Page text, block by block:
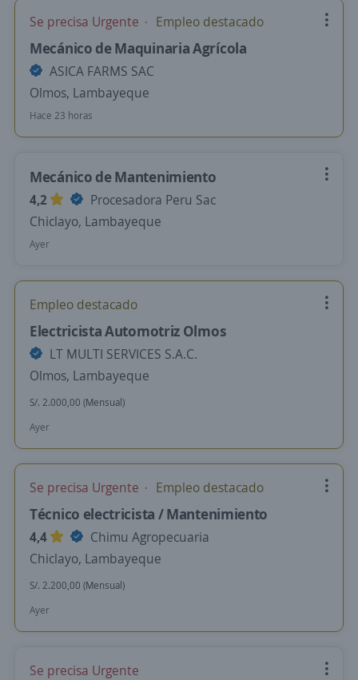
Se precisa Urgente Empleo destacado
Mecánico de Maquinaria Agrícola
ASICA FARMS SAC
Olmos, Lambayeque
Hace 23 horas
Mecánico de Mantenimiento
4,2
Procesadora Peru Sac
Chiclayo, Lambayeque
Ayer
Empleo destacado
Electricista Automotriz Olmos
LT MULTI SERVICES S.A.C.
Olmos, Lambayeque
S/. 2.000,00 (Mensual)
Ayer
Se precisa Urgente Empleo destacado
Técnico electricista / Mantenimiento
4,4
Chimu Agropecuaria
Chiclayo, Lambayeque
S/. 2.200,00 (Mensual)
Ayer
Se precisa Urgente